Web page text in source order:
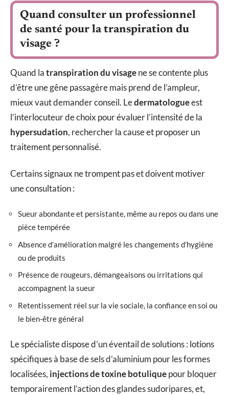
Quand consulter un professionnel
de santé pour la transpiration du
visage ?
Quand latranspiration du visagene se contente plus
d’être une gêne passagère mais prend de l’ampleur,
mieux vaut demander conseil. Ledermatologueest
l’interlocuteur de choix pour évaluer l’intensité de la
hypersudation, rechercher la cause et proposer un
traitement personnalisé.
Certains signaux ne trompent pas et doivent motiver
une consultation :
Sueur abondante et persistante, même au repos ou dans une
pièce tempérée
Absence d’amélioration malgré les changements d’hygiène
ou de produits
Présence de rougeurs, démangeaisons ou irritations qui
accompagnent la sueur
Retentissement réel sur la vie sociale, la confiance en soi ou
le bien-être général
Le spécialiste dispose d’un éventail de solutions : lotions
spécifiques à base de sels d’aluminium pour les formes
localisées, injections de toxine botuliquepour bloquer
temporairement l’action des glandes sudoripares, et,